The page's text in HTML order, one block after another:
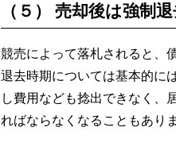
（５） 売却後は強制
競売によって落札されると、
退去時期については基本的に
し費用なども捻出できなく、
ればならなくなることもありま